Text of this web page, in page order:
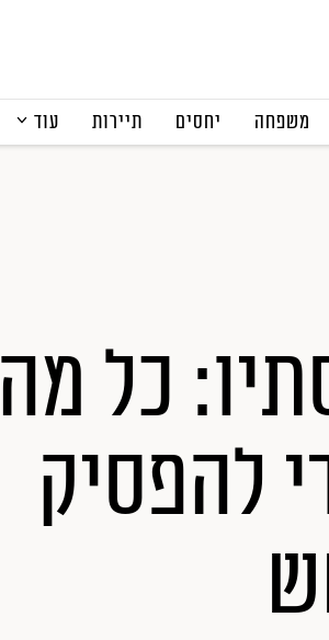
משפחה יחסים תיירות עוד
כל מה
להפסיק